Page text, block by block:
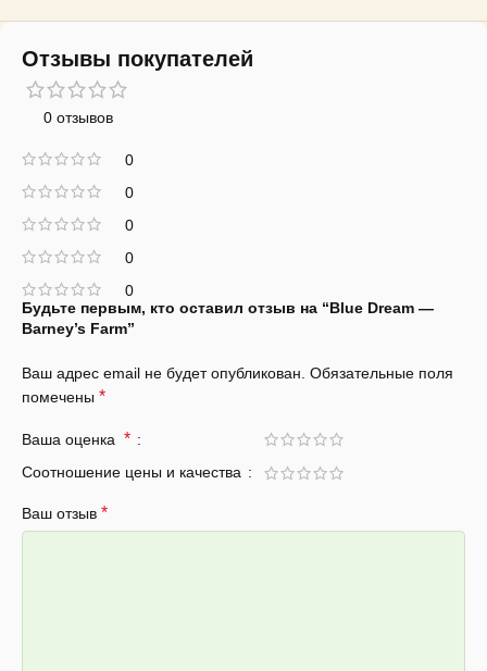
Отзывы покупателей
0 отзывов
0
0
0
0
0
Будьте первым, кто оставил отзыв на “Blue Dream —
Barney’s Farm”
Ваш адрес email не будет опубликован. Обязательные поля
помечены *
Ваша оценка *
Соотношение цены и качества
Ваш отзыв *